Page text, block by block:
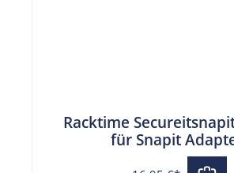
Racktime
für Snapit